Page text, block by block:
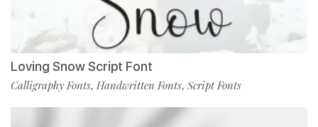
Loving Snow Script Font
Calligraphy Fonts, Handwritten Fonts, Script Fonts